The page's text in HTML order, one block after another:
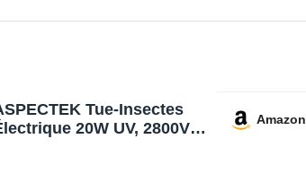
Tue-Insectes
20W UV, 2800V
Amazon